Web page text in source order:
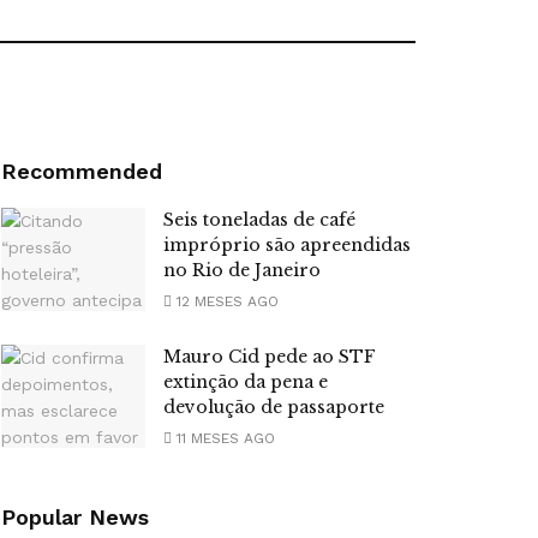
Recommended
Seis toneladas de café
impróprio são apreendidas
no Rio de Janeiro
12 MESES AGO
Mauro Cid pede ao STF
extinção da pena e
devolução de passaporte
11 MESES AGO
Popular News